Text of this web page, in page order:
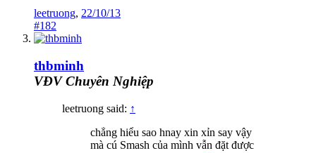
leetruong, 22/10/13
#182
thbminh
VĐV Chuyên Nghiệp
leetruong said: ↑
chẳng hiểu sao hnay xin xỉn say vậy
mà cú Smash của mình vẫn đặt được